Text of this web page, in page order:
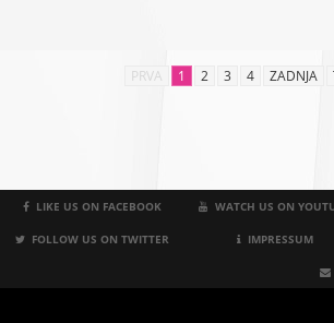
PRVA 1 2 3 4 ZADNJA
LIKE US ON FACEBOOK WATCH US ON
FOLLOW US ON TWITTER IMPRESSUM